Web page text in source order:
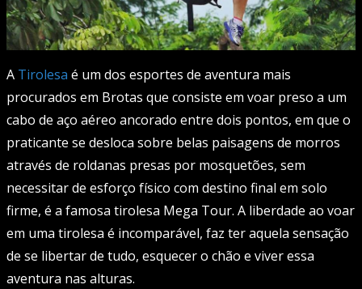
A Tirolesa é um dos esportes de aventura mais
procurados em Brotas que consiste em voar preso a um
cabo de aço aéreo ancorado entre dois pontos, em que o
praticante se desloca sobre belas paisagens de morros
através de roldanas presas por mosquetões, sem
necessitar de esforço físico com destino final em solo
firme, é a famosa tirolesa Mega Tour. A liberdade ao voar
em uma tirolesa é incomparável, faz ter aquela sensação
de se libertar de tudo, esquecer o chão e viver essa
aventura nas alturas.